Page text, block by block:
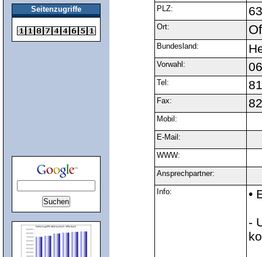
Seitenzugriffe PLZ:
Ort:
Bundesland:
Vorwahl:
Tel:
Fax:
Mobil:
E-Mail:
WWW:
Ansprechpartner:
Info: •
-